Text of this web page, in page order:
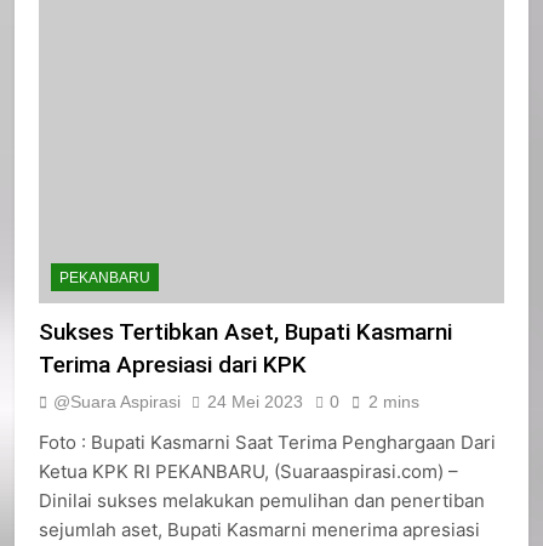
PEKANBARU
Sukses Tertibkan Aset, Bupati Kasmarni
Terima Apresiasi dari KPK
@Suara Aspirasi 24 Mei 2023 0 2 mins
Foto : Bupati Kasmarni Saat Terima Penghargaan Dari
Ketua KPK RI PEKANBARU, (Suaraaspirasi.com) –
Dinilai sukses melakukan pemulihan dan penertiban
sejumlah aset, Bupati Kasmarni menerima apresiasi